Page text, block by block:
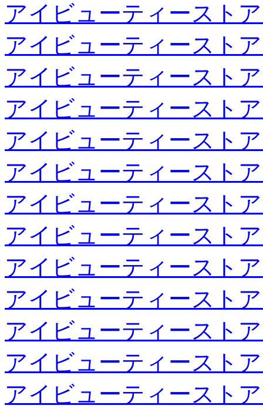
アイビューティースト
アイビューティースト
アイビューティースト
アイビューティースト
アイビューティースト
アイビューティースト
アイビューティースト
アイビューティースト
アイビューティースト
アイビューティースト
アイビューティースト
アイビューティースト
アイビューティースト